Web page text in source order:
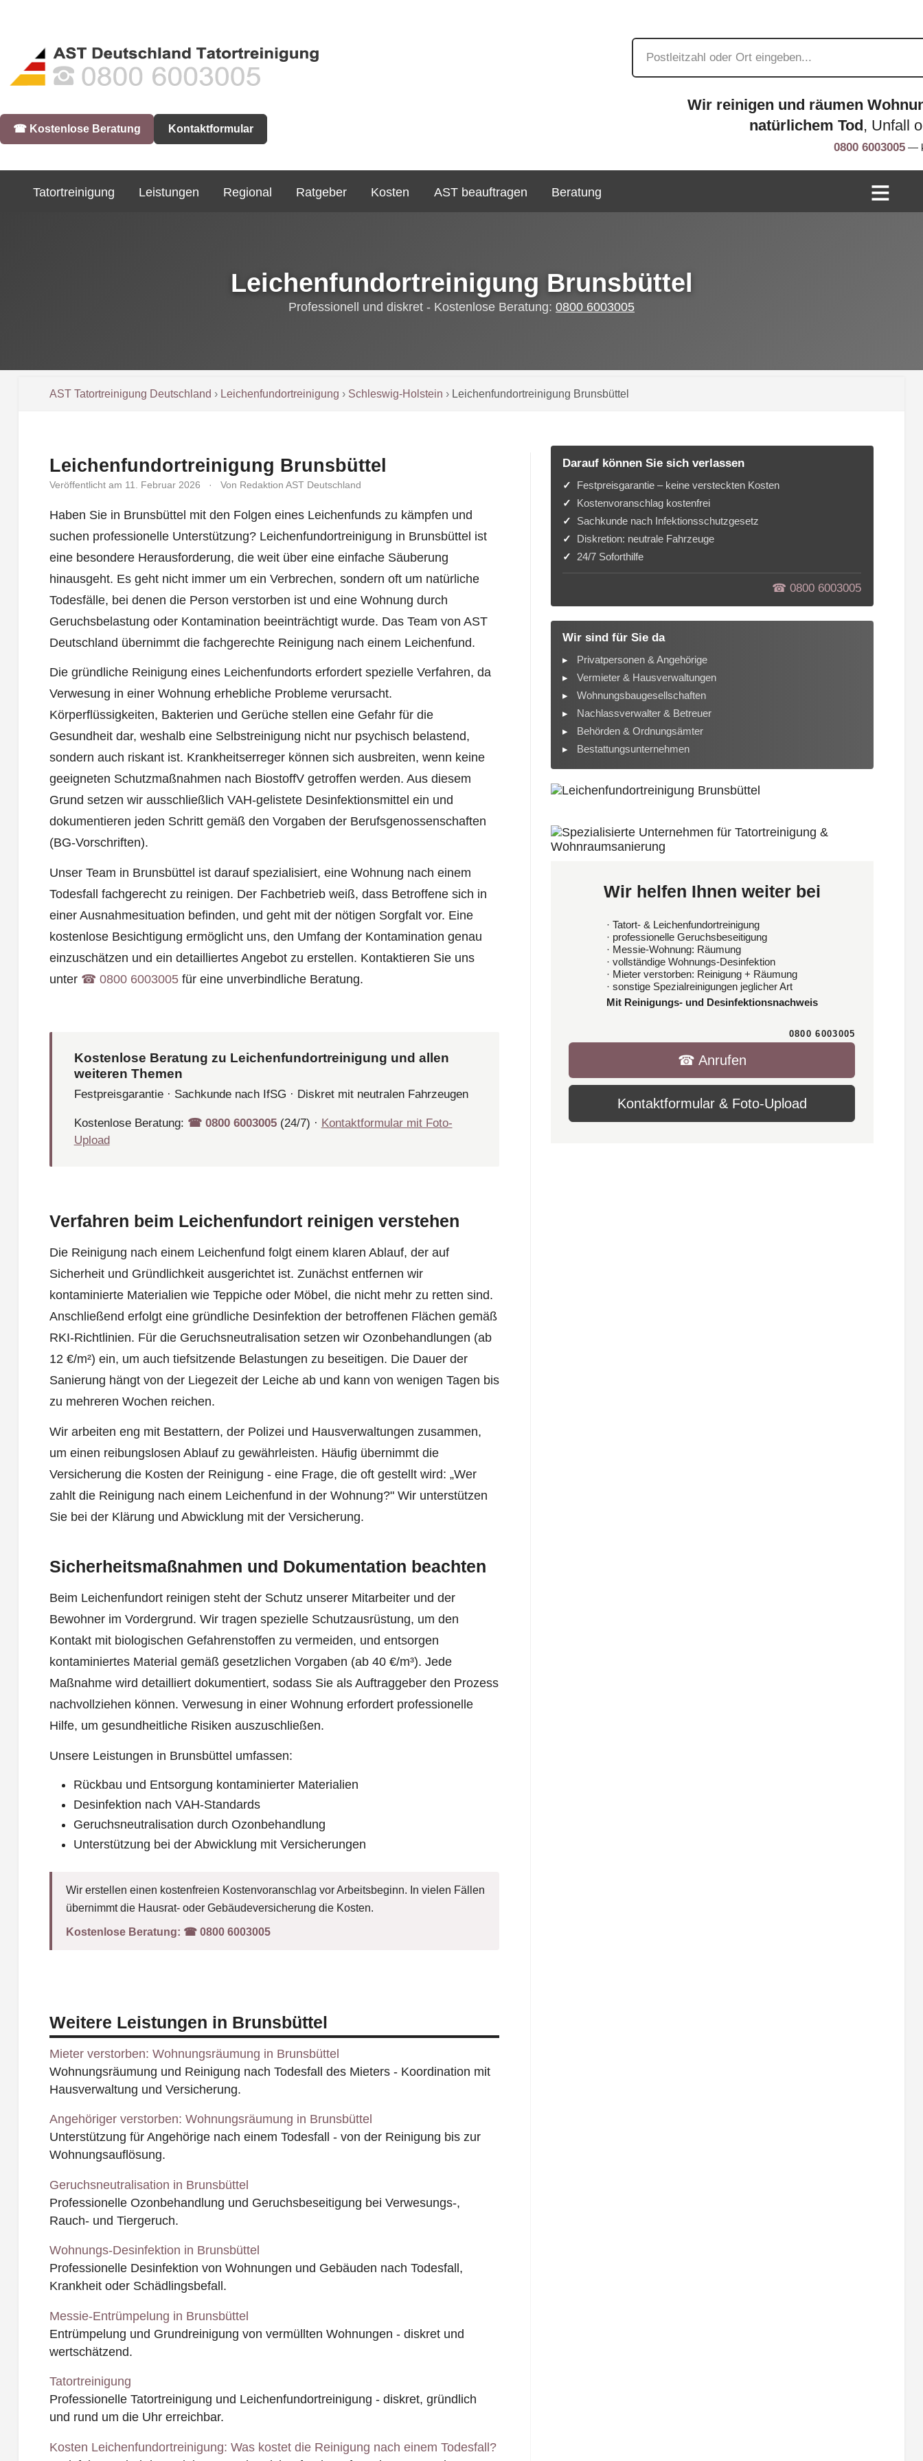
Wir reinigen und räumen
natürlichem Tod, Unfall
☎︎ Kostenlose Beratung Kontaktformular
0800 6003005 —
Tatortreinigung Leistungen Regional Ratgeber Kosten AST beauftragen Beratung
Leichenfundortreinigung Brunsbüttel
Professionell und diskret - Kostenlose Beratung: 0800 6003005
AST Tatortreinigung Deutschland › Leichenfundortreinigung › Schleswig-Holstein › Leichenfundortreinigung Brunsbüttel
Leichenfundortreinigung Brunsbüttel
Veröffentlicht am 11. Februar 2026 · Von Redaktion AST Deutschland
Haben Sie in Brunsbüttel mit den Folgen eines Leichenfunds zu kämpfen und
suchen professionelle Unterstützung? Leichenfundortreinigung in Brunsbüttel ist
eine besondere Herausforderung, die weit über eine einfache Säuberung
hinausgeht. Es geht nicht immer um ein Verbrechen, sondern oft um natürliche
Todesfälle, bei denen die Person verstorben ist und eine Wohnung durch
Geruchsbelastung oder Kontamination beeinträchtigt wurde. Das Team von AST
Deutschland übernimmt die fachgerechte Reinigung nach einem Leichenfund.
Die gründliche Reinigung eines Leichenfundorts erfordert spezielle Verfahren, da
Verwesung in einer Wohnung erhebliche Probleme verursacht.
Körperflüssigkeiten, Bakterien und Gerüche stellen eine Gefahr für die
Gesundheit dar, weshalb eine Selbstreinigung nicht nur psychisch belastend,
sondern auch riskant ist. Krankheitserreger können sich ausbreiten, wenn keine
geeigneten Schutzmaßnahmen nach BiostoffV getroffen werden. Aus diesem
Grund setzen wir ausschließlich VAH-gelistete Desinfektionsmittel ein und
dokumentieren jeden Schritt gemäß den Vorgaben der Berufsgenossenschaften
(BG-Vorschriften).
Unser Team in Brunsbüttel ist darauf spezialisiert, eine Wohnung nach einem
Todesfall fachgerecht zu reinigen. Der Fachbetrieb weiß, dass Betroffene sich in
einer Ausnahmesituation befinden, und geht mit der nötigen Sorgfalt vor. Eine
kostenlose Besichtigung ermöglicht uns, den Umfang der Kontamination genau
einzuschätzen und ein detailliertes Angebot zu erstellen. Kontaktieren Sie uns
unter ☎︎ 0800 6003005für eine unverbindliche Beratung.
Kostenlose Beratung zu Leichenfundortreinigung und allen
weiteren Themen
Festpreisgarantie · Sachkunde nach IfSG · Diskret mit neutralen Fahrzeugen
Kostenlose Beratung: ☎︎ 0800 6003005(24/7) · Kontaktformular mit Foto-
Upload
Verfahren beim Leichenfundort reinigen verstehen
Die Reinigung nach einem Leichenfund folgt einem klaren Ablauf, der auf
Sicherheit und Gründlichkeit ausgerichtet ist. Zunächst entfernen wir
kontaminierte Materialien wie Teppiche oder Möbel, die nicht mehr zu retten sind.
Anschließend erfolgt eine gründliche Desinfektion der betroffenen Flächen gemäß
RKI-Richtlinien. Für die Geruchsneutralisation setzen wir Ozonbehandlungen (ab
12 €/m²) ein, um auch tiefsitzende Belastungen zu beseitigen. Die Dauer der
Sanierung hängt von der Liegezeit der Leiche ab und kann von wenigen Tagen bis
zu mehreren Wochen reichen.
Wir arbeiten eng mit Bestattern, der Polizei und Hausverwaltungen zusammen,
um einen reibungslosen Ablauf zu gewährleisten. Häufig übernimmt die
Versicherung die Kosten der Reinigung - eine Frage, die oft gestellt wird: „Wer
zahlt die Reinigung nach einem Leichenfund in der Wohnung?" Wir unterstützen
Sie bei der Klärung und Abwicklung mit der Versicherung.
Sicherheitsmaßnahmen und Dokumentation beachten
Beim Leichenfundort reinigen steht der Schutz unserer Mitarbeiter und der
Bewohner im Vordergrund. Wir tragen spezielle Schutzausrüstung, um den
Kontakt mit biologischen Gefahrenstoffen zu vermeiden, und entsorgen
kontaminiertes Material gemäß gesetzlichen Vorgaben (ab 40 €/m³). Jede
Maßnahme wird detailliert dokumentiert, sodass Sie als Auftraggeber den Prozess
nachvollziehen können. Verwesung in einer Wohnung erfordert professionelle
Hilfe, um gesundheitliche Risiken auszuschließen.
Unsere Leistungen in Brunsbüttel umfassen:
Rückbau und Entsorgung kontaminierter Materialien
Desinfektion nach VAH-Standards
Geruchsneutralisation durch Ozonbehandlung
Unterstützung bei der Abwicklung mit Versicherungen
Wir erstellen einen kostenfreien Kostenvoranschlag vor Arbeitsbeginn. In vielen Fällen
übernimmt die Hausrat- oder Gebäudeversicherung die Kosten.
Kostenlose Beratung: ☎︎ 0800 6003005
Weitere Leistungen in Brunsbüttel
Mieter verstorben: Wohnungsräumung in Brunsbüttel
Wohnungsräumung und Reinigung nach Todesfall des Mieters - Koordination mit
Hausverwaltung und Versicherung.
Angehöriger verstorben: Wohnungsräumung in Brunsbüttel
Unterstützung für Angehörige nach einem Todesfall - von der Reinigung bis zur
Wohnungsauflösung.
Geruchsneutralisation in Brunsbüttel
Professionelle Ozonbehandlung und Geruchsbeseitigung bei Verwesungs-,
Rauch- und Tiergeruch.
Wohnungs-Desinfektion in Brunsbüttel
Professionelle Desinfektion von Wohnungen und Gebäuden nach Todesfall,
Krankheit oder Schädlingsbefall.
Messie-Entrümpelung in Brunsbüttel
Entrümpelung und Grundreinigung von vermüllten Wohnungen - diskret und
wertschätzend.
Tatortreinigung
Professionelle Tatortreinigung und Leichenfundortreinigung - diskret, gründlich
und rund um die Uhr erreichbar.
Kosten Leichenfundortreinigung: Was kostet die Reinigung nach einem Todesfall?
Darauf können Sie sich verlassen
Festpreisgarantie – keine versteckten Kosten
Kostenvoranschlag kostenfrei
Sachkunde nach Infektionsschutzgesetz
Diskretion: neutrale Fahrzeuge
24/7 Soforthilfe
☎︎ 0800 6003005
Wir sind für Sie da
Privatpersonen & Angehörige
Vermieter & Hausverwaltungen
Wohnungsbaugesellschaften
Nachlassverwalter & Betreuer
Behörden & Ordnungsämter
Bestattungsunternehmen
Wir helfen Ihnen weiter bei
· Tatort- & Leichenfundortreinigung
· professionelle Geruchsbeseitigung
· Messie-Wohnung: Räumung
· vollständige Wohnungs-Desinfektion
· Mieter verstorben: Reinigung + Räumung
· sonstige Spezialreinigungen jeglicher Art
Mit Reinigungs- und Desinfektionsnachweis
0800 6003005
☎︎ Anrufen
Kontaktformular & Foto-Upload